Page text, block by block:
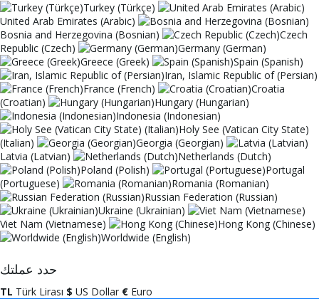
Turkey (Türkçe)
United Arab Emirates (Arabic)
Bosnia and Herzegovina (Bosnian)
Czech
Republic (Czech)
Germany (German)
Greece (Greek)
Spain (Spanish)
Iran, Islamic Republic of (Persian)
France (French)
Croatia
(Croatian)
Hungary (Hungarian)
Indonesia (Indonesian)
Holy See (Vatican City State)
(Italian)
Georgia (Georgian)
Latvia (Latvian)
Netherlands (Dutch)
Poland (Polish)
Portugal
(Portuguese)
Romania (Romanian)
Russian Federation (Russian)
Ukraine (Ukrainian)
Viet Nam (Vietnamese)
Hong Kong (Chinese)
Worldwide (English)
حدد عملتك
TL Türk Lirası $ US Dollar € Euro